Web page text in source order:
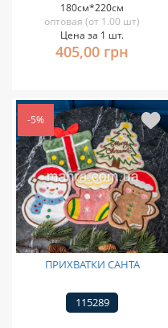
180см*220см
оптовая (от 1.00 шт)
Цена за 1 шт.
405,00 грн
-5%
ПРИХВАТКИ САНТА
115289